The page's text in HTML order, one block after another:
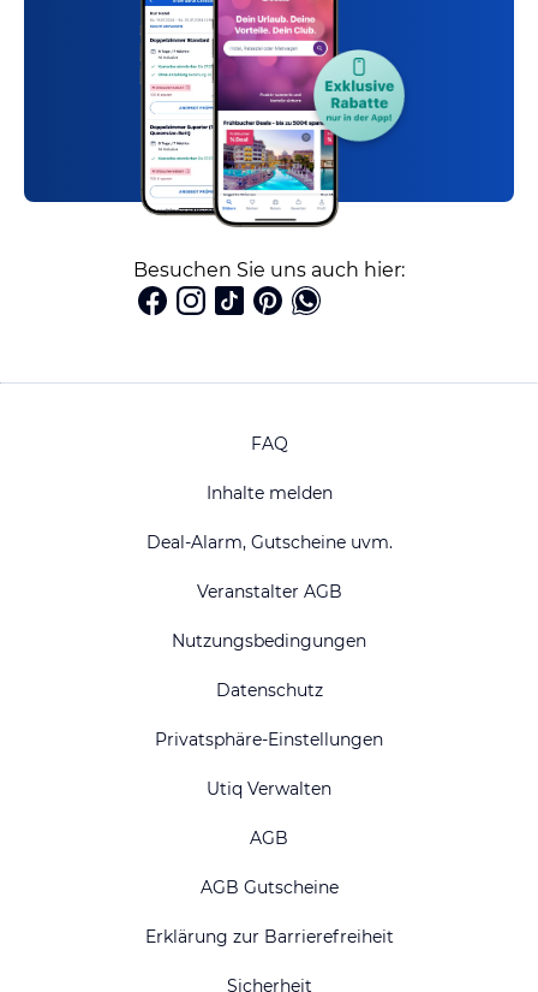
Besuchen Sie uns auch hier:
FAQ
Inhalte melden
Deal-Alarm, Gutscheine uvm.
Veranstalter AGB
Nutzungsbedingungen
Datenschutz
Privatsphäre-Einstellungen
Utiq Verwalten
AGB
AGB Gutscheine
Erklärung zur Barrierefreiheit
Sicherheit